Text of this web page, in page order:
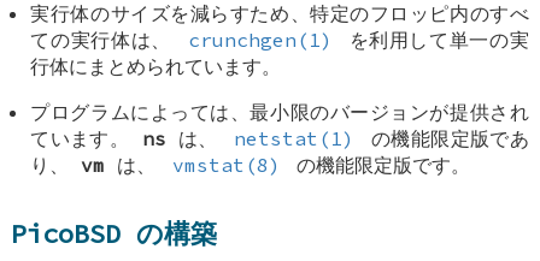
実行体のサイズを減らすため、特定のフロッピ内のすべ
ての実行体は、
crunchgen(1)
を利用して単一の実
行体にまとめられています。
プログラムによっては、最小限のバージョンが提供され
ています。 ns は、 netstat(1)
の機能限定版であ
り、vm は、 vmstat(8) の機能限定版です。
PicoBSD の構築